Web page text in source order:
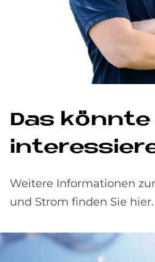
Das könn­te
Weitere Informationen
und Strom finden Sie hier.